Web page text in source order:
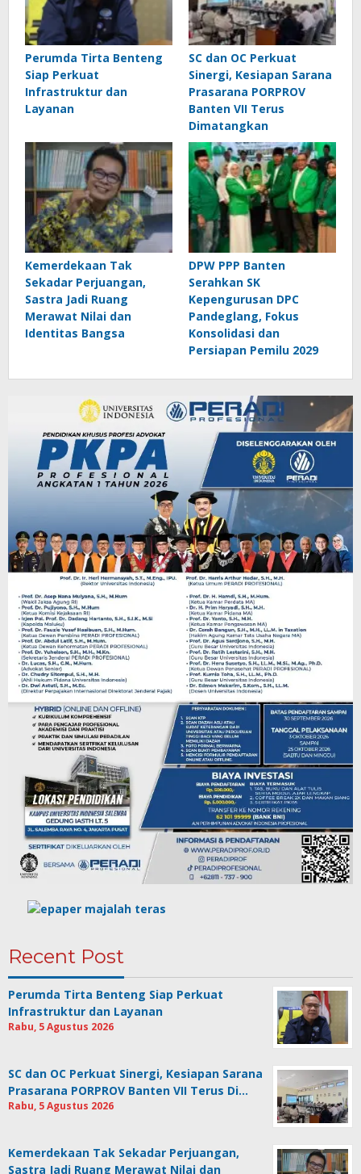
Perumda Tirta Benteng
Siap Perkuat
Infrastruktur dan
Layanan
SC dan OC Perkuat
Sinergi, Kesiapan Sarana
Prasarana PORPROV
Banten VII Terus
Dimatangkan
Kemerdekaan Tak
Sekadar Perjuangan,
Sastra Jadi Ruang
Merawat Nilai dan
Identitas Bangsa
DPW PPP Banten
Serahkan SK
Kepengurusan DPC
Pandeglang, Fokus
Konsolidasi dan
Persiapan Pemilu 2029
Recent Post
Perumda Tirta Benteng Siap Perkuat
Infrastruktur dan Layanan
Rabu, 5 Agustus 2026
SC dan OC Perkuat Sinergi, Kesiapan Sarana
Prasarana PORPROV Banten VII Terus Di…
Rabu, 5 Agustus 2026
Kemerdekaan Tak Sekadar Perjuangan,
Sastra Jadi Ruang Merawat Nilai dan